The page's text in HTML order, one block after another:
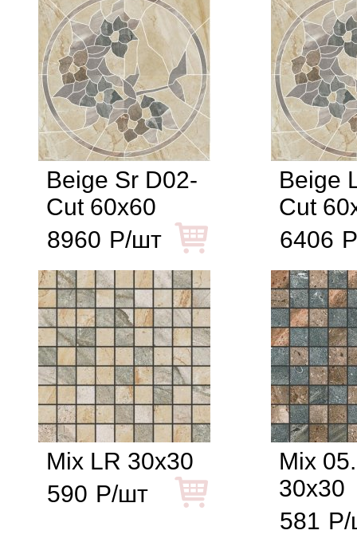
Beige Sr D02-
Cut 60x60
8960 Р/шт
Beige
Cut
6406
Mix LR 30x30
590 Р/шт
Mix
30x30
581 Р/